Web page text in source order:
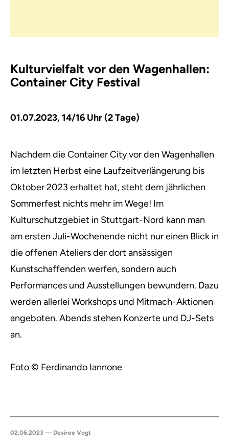
Kulturvielfalt vor den Wagenhallen:
Container City Festival
01.07.2023, 14/16 Uhr (2 Tage)
Nachdem die Container City vor den Wagenhallen
im letzten Herbst eine Laufzeitverlängerung bis
Oktober 2023 erhaltet hat, steht dem jährlichen
Sommerfest nichts mehr im Wege! Im
Kulturschutzgebiet in Stuttgart-Nord kann man
am ersten Juli-Wochenende nicht nur einen Blick in
die offenen Ateliers der dort ansässigen
Kunstschaffenden werfen, sondern auch
Performances und Ausstellungen bewundern. Dazu
werden allerlei Workshops und Mitmach-Aktionen
angeboten. Abends stehen Konzerte und DJ-Sets
an.
Foto © Ferdinando Iannone
02.06.2023 — Desiree Vogt